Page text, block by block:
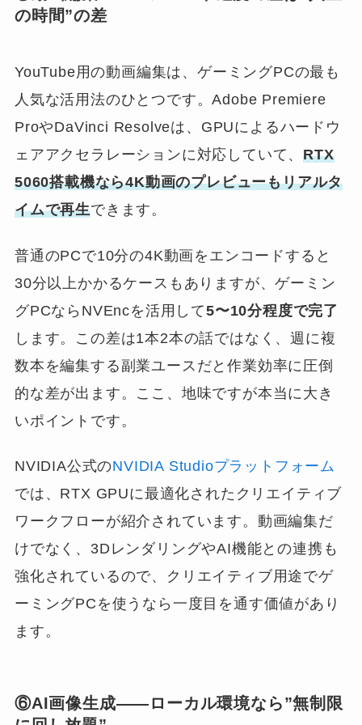
の時間”の差
YouTube用の動画編集は、ゲーミングPCの最も
人気な活用法のひとつです。Adobe Premiere
ProやDaVinci Resolveは、GPUによるハードウ
ェアアクセラレーションに対応していて、RTX
5060搭載機なら4K動画のプレビューもリアルタ
イムで再生できます。
普通のPCで10分の4K動画をエンコードすると
30分以上かかるケースもありますが、ゲーミン
グPCならNVEncを活用して5〜10分程度で完了
します。この差は1本2本の話ではなく、週に複
数本を編集する副業ユースだと作業効率に圧倒
的な差が出ます。ここ、地味ですが本当に大き
いポイントです。
NVIDIA公式のNVIDIA Studioプラットフォーム
では、RTX GPUに最適化されたクリエイティブ
ワークフローが紹介されています。動画編集だ
けでなく、3DレンダリングやAI機能との連携も
強化されているので、クリエイティブ用途でゲ
ーミングPCを使うなら一度目を通す価値があり
ます。
⑥AI画像生成——ローカル環境なら”無制限